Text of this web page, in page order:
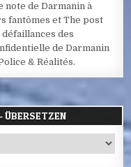
note de Darmanin à
fantômes et The post
des
de Darmanin
& Réalités.
ÜBERSETZEN